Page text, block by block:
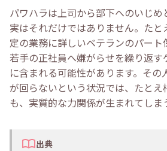
能？
・保育士がパワハラ被害を防止す
・まとめ
パワハラは上司から部下へのいじめ
実はそれだけではありません。たと
定の業務に詳しいベテランのパート
若手の正社員へ嫌がらせを繰り返す
に含まれる可能性があります。その
が回らないという状況では、たとえ
も、実質的な力関係が生まれてしま
出典